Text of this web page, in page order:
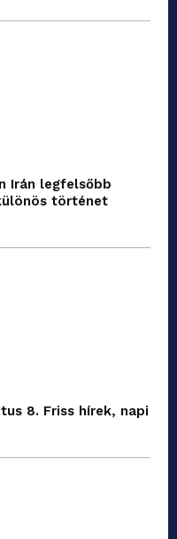
Irán legfelsőbb
történet
8. Friss hírek, napi